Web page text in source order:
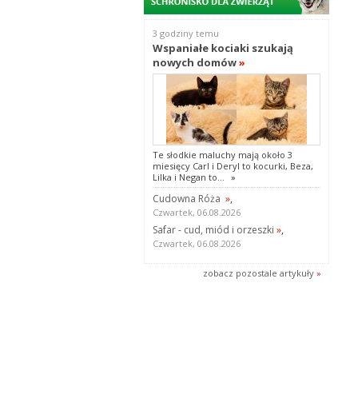
3 godziny temu
Wspaniałe kociaki szukają
nowych domów»
Te słodkie maluchy mają około 3
miesięcy Carl i Deryl to kocurki, Beza,
Lilka i Negan to... »
Cudowna Róża »,
Czwartek, 06.08.2026
Safar - cud, miód i orzeszki »,
Czwartek, 06.08.2026
zobacz pozostale artykuły »